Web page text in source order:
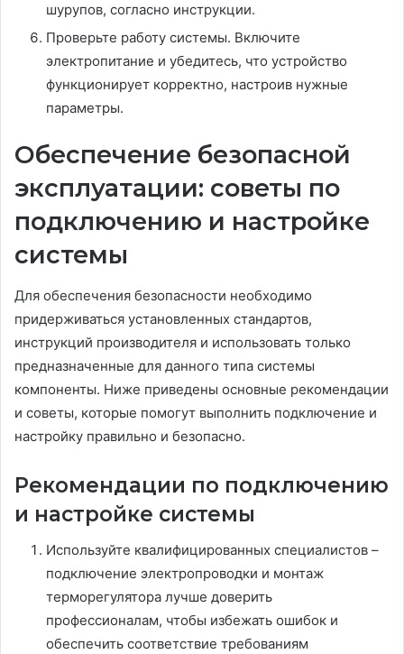
шурупов, согласно инструкции.
Проверьте работу системы. Включите
электропитание и убедитесь, что устройство
функционирует корректно, настроив нужные
параметры.
Обеспечение безопасной
эксплуатации: советы по
подключению и настройке
системы
Для обеспечения безопасности необходимо
придерживаться установленных стандартов,
инструкций производителя и использовать только
предназначенные для данного типа системы
компоненты. Ниже приведены основные рекомендации
и советы, которые помогут выполнить подключение и
настройку правильно и безопасно.
Рекомендации по подключению
и настройке системы
Используйте квалифицированных специалистов –
подключение электропроводки и монтаж
терморегулятора лучше доверить
профессионалам, чтобы избежать ошибок и
обеспечить соответствие требованиям